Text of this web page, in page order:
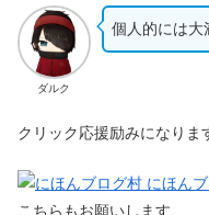
ダルク
個人的には大
クリック応援励みになりま
こちらもお願いします